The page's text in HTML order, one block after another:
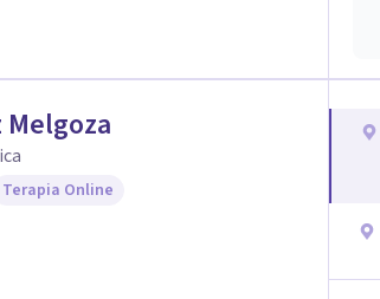
Melgoza
Terapia Online